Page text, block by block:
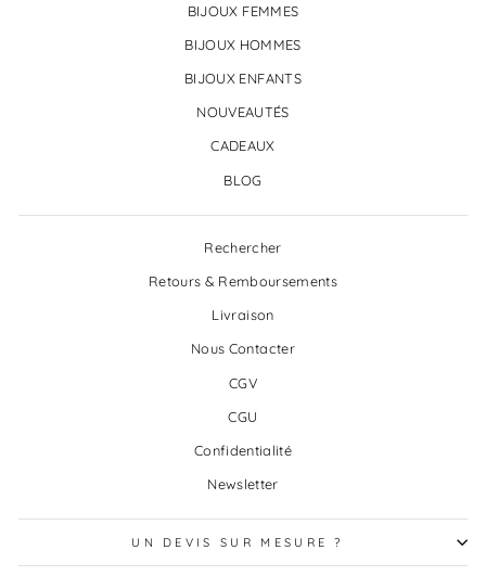
BIJOUX FEMMES
BIJOUX HOMMES
BIJOUX ENFANTS
NOUVEAUTÉS
CADEAUX
BLOG
Rechercher
Retours & Remboursements
Livraison
Nous Contacter
CGV
CGU
Confidentialité
Newsletter
UN DEVIS SUR MESURE ?